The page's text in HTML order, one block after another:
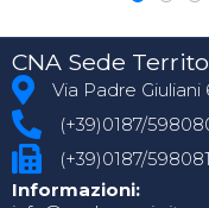
CNA Sede
Via Padre Giuliani
(+39)0187/
(+39)0187/598081
Informazioni: